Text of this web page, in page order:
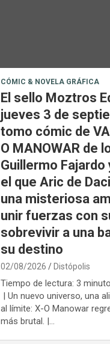
CÓMIC & NOVELA GRÁFICA
El sello Moztros
jueves 3 de
tomo cómic de
O MANOWAR de
Guillermo Fajardo
el que Aric de
una misteriosa
unir fuerzas con
sobrevivir a una
su destino
02/08/2026 Distópolis
Tiempo de lectura: 3
| Un nuevo universo, una
al límite: X-O Manowar
más brutal. |…